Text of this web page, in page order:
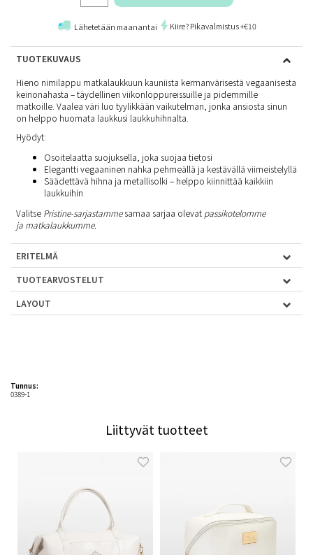
Lähetetään maanantai Kiire? Pikavalmistus +€10
TUOTEKUVAUS
Hieno nimilappu matkalaukkuun kauniista kermanvärisestä vegaanisesta
keinonahasta – täydellinen viikonloppureissuille ja pidemmille
matkoille. Vaalea väri luo tyylikkään vaikutelman, jonka ansiosta sinun
on helppo huomata laukkusi laukkuhihnalta.
Hyödyt:
Osoitelaatta suojuksella, joka suojaa tietosi
Elegantti vegaaninen nahka pehmeällä ja kestävällä viimeistelyllä
Säädettävä hihna ja metallisolki – helppo kiinnittää kaikkiin
laukkuihin
Valitse Pristine-sarjastammesamaa sarjaa olevat passikotelomme
ja matkalaukkumme.
ERITELMÄ
TUOTEARVOSTELUT
LAYOUT
Tunnus:
0389-1
Liittyvät tuotteet